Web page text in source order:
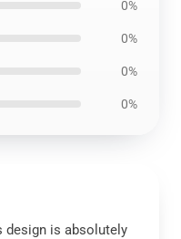
0%
0%
0%
0%
design is absolutely